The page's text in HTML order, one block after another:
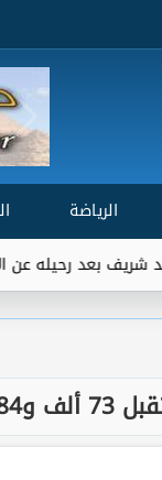
الرياضة
عن الأهلي